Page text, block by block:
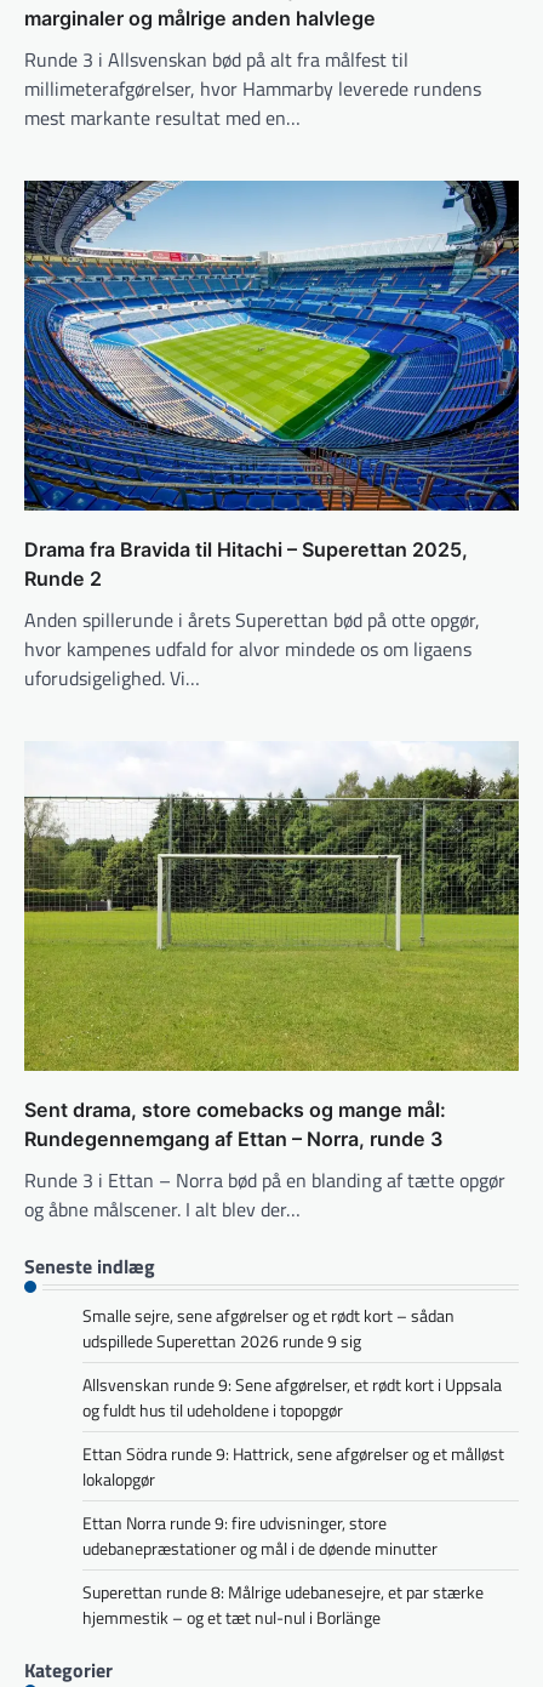
marginaler og målrige anden halvlege
Runde 3 i Allsvenskan bød på alt fra målfest til
millimeterafgørelser, hvor Hammarby leverede rundens
mest markante resultat med en…
Drama fra Bravida til Hitachi – Superettan 2025,
Runde 2
Anden spillerunde i årets Superettan bød på otte opgør,
hvor kampenes udfald for alvor mindede os om ligaens
uforudsigelighed. Vi…
Sent drama, store comebacks og mange mål:
Rundegennemgang af Ettan – Norra, runde 3
Runde 3 i Ettan – Norra bød på en blanding af tætte opgør
og åbne målscener. I alt blev der…
Seneste indlæg
Smalle sejre, sene afgørelser og et rødt kort – sådan
udspillede Superettan 2026 runde 9 sig
Allsvenskan runde 9: Sene afgørelser, et rødt kort i Uppsala
og fuldt hus til udeholdene i topopgør
Ettan Södra runde 9: Hattrick, sene afgørelser og et målløst
lokalopgør
Ettan Norra runde 9: fire udvisninger, store
udebanepræstationer og mål i de døende minutter
Superettan runde 8: Målrige udebanesejre, et par stærke
hjemmestik – og et tæt nul-nul i Borlänge
Kategorier